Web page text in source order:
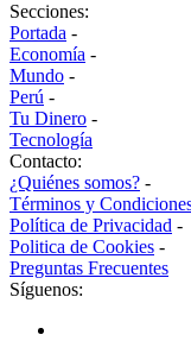
Secciones:
Portada -
Economía -
Mundo -
Perú -
Tu Dinero -
Tecnología
Contacto:
¿Quiénes somos? -
Términos y
Política de Privacidad -
Politica de Cookies -
Preguntas Frecuentes
Síguenos: